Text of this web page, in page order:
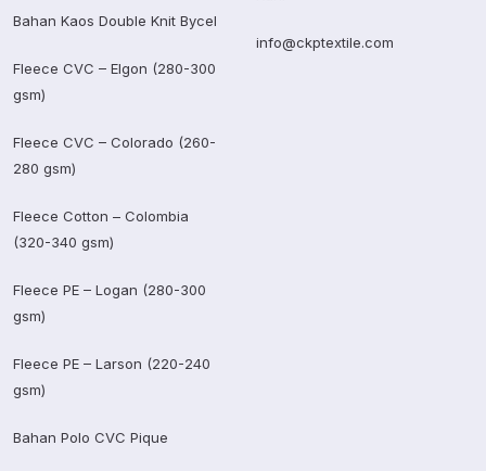
Bahan Kaos Double Knit Bycel
Fleece CVC – Elgon (280-300
gsm)
Fleece CVC – Colorado (260-
280 gsm)
Fleece Cotton – Colombia
(320-340 gsm)
Fleece PE – Logan (280-300
gsm)
Fleece PE – Larson (220-240
gsm)
Bahan Polo CVC Pique
info@ckptextile.com